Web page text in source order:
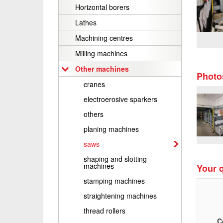
Horizontal borers
Lathes
Machining centres
Milling machines
Other machines
cranes
electroerosive sparkers
others
planing machines
saws
shaping and slotting
machines
stamping machines
straightening machines
thread rollers
Your